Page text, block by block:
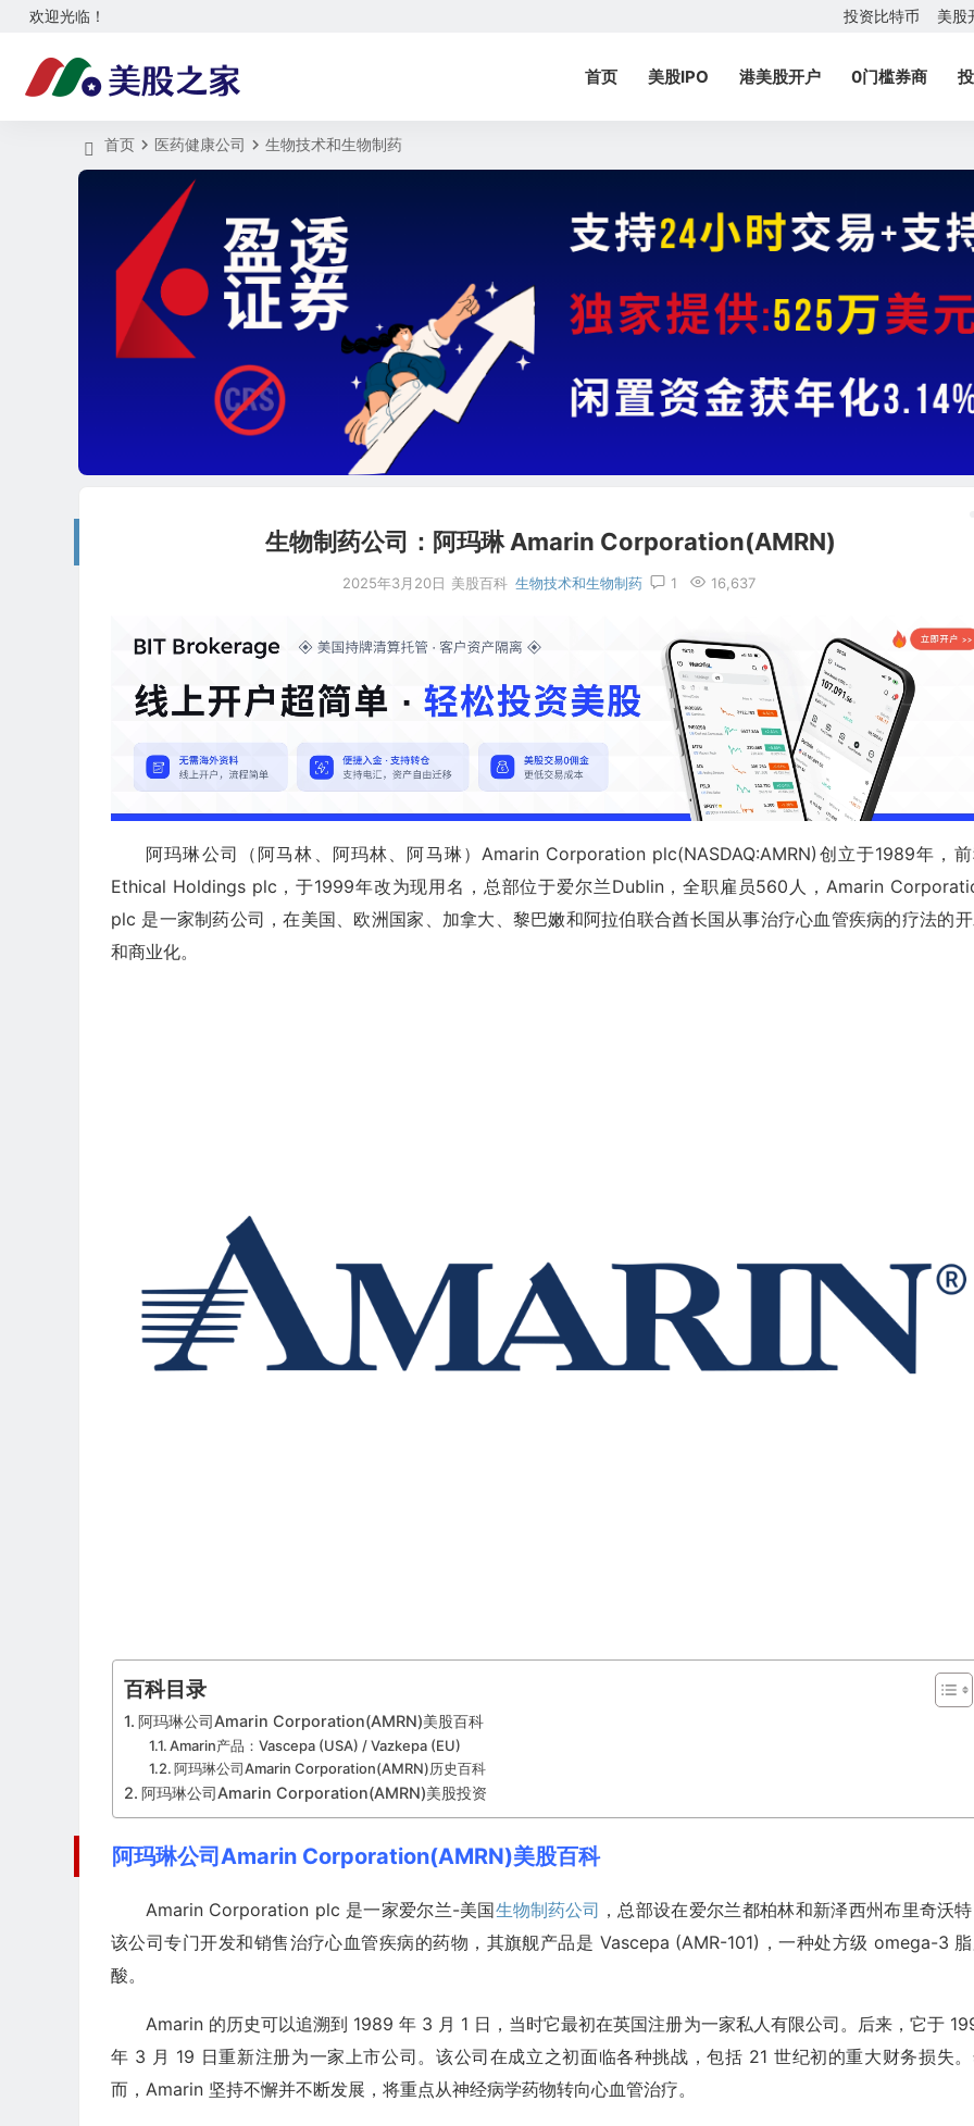
欢迎光临！ 投资比特币 美股
首页 美股IPO 港美股开户 0门槛券商
首页 医药健康公司 生物技术和生物制药
生物制药公司：阿玛琳 Amarin Corporation(AMRN)
2025年3月20日 美股百科 生物技术和生物制药 1 16,637
阿玛琳公司（阿马林、阿玛林、阿马琳）Amarin Corporation plc(NASDAQ:AMRN)创立于1989年，
Ethical Holdings plc，于1999年改为现用名，总部位于爱尔兰Dublin，全职雇员560人，Amarin
plc 是一家制药公司，在美国、欧洲国家、加拿大、黎巴嫩和阿拉伯联合酋长国从事治疗心血管疾病的疗法的
和商业化。
百科目录
阿玛琳公司Amarin Corporation(AMRN)美股百科
Amarin产品：Vascepa (USA) / Vazkepa (EU)
阿玛琳公司Amarin Corporation(AMRN)历史百科
阿玛琳公司Amarin Corporation(AMRN)美股投资
阿玛琳公司Amarin Corporation(AMRN)美股百科
Amarin Corporation plc 是一家爱尔兰-美国生物制药公司 ，总部设在爱尔兰都柏林和新泽西州布里奇沃
该公司专门开发和销售治疗心血管疾病的药物，其旗舰产品是 Vascepa (AMR-101)，一种处方级 omega-3
酸。
Amarin 的历史可以追溯到 1989 年 3 月 1 日，当时它最初在英国注册为一家私人有限公司。后来，它于
年 3 月 19 日重新注册为一家上市公司。该公司在成立之初面临各种挑战，包括 21 世纪初的重大财务损失
而，Amarin 坚持不懈并不断发展，将重点从神经病学药物转向心血管治疗。